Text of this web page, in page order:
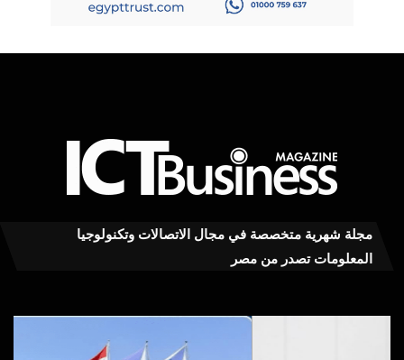
مجلة شهرية متخصصة في مجال الاتصالات وتكنولوجيا
المعلومات تصدر من مصر